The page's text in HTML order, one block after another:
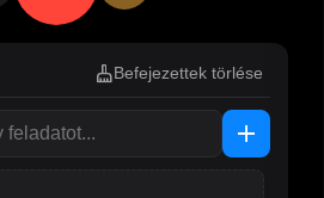
cleaning_services Befejezettek törlése
add